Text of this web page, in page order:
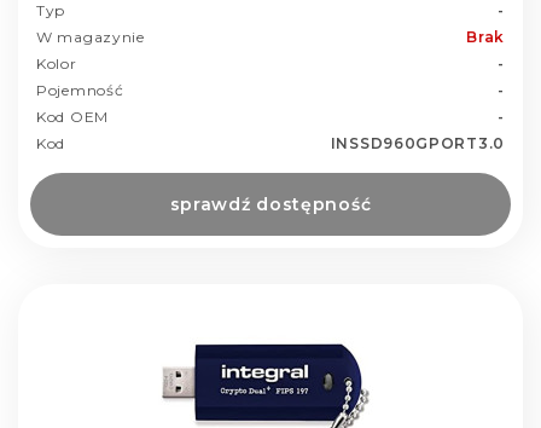
Typ
-
W magazynie
Brak
Kolor
-
Pojemność
-
Kod OEM
-
Kod
INSSD960GPORT3.0
sprawdź dostępność